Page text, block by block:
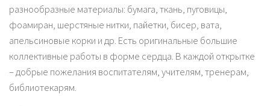
разнообразные материалы: бумага, ткань, пуговицы,
фоамиран, шерстяные нитки, пайетки, бисер, вата,
апельсиновые корки и др. Есть оригинальные большие
коллективные работы в форме сердца. В каждой открытке
– добрые пожелания воспитателям, учителям, тренерам,
библиотекарям.